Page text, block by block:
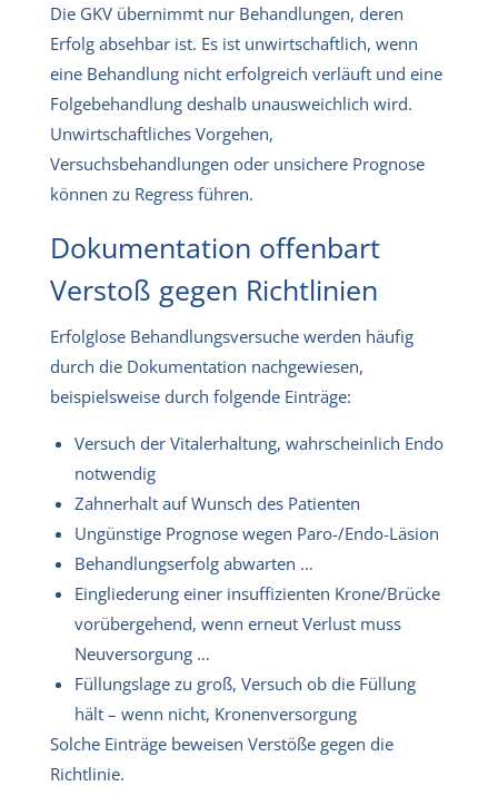
Die GKV übernimmt nur Behandlungen, deren
Erfolg absehbar ist. Es ist unwirtschaftlich, wenn
eine Behandlung nicht erfolgreich verläuft und eine
Folgebehandlung deshalb unausweichlich wird.
Unwirtschaftliches Vorgehen,
Versuchsbehandlungen oder unsichere Prognose
können zu Regress führen.
Dokumentation offenbart
Verstoß gegen Richtlinien
Erfolglose Behandlungsversuche werden häufig
durch die Dokumentation nachgewiesen,
beispielsweise durch folgende Einträge:
Versuch der Vitalerhaltung, wahrscheinlich Endo
notwendig
Zahnerhalt auf Wunsch des Patienten
Ungünstige Prognose wegen Paro-/Endo-Läsion
Behandlungserfolg abwarten …
Eingliederung einer insuffizienten Krone/Brücke
vorübergehend, wenn erneut Verlust muss
Neuversorgung …
Füllungslage zu groß, Versuch ob die Füllung
hält – wenn nicht, Kronenversorgung
Solche Einträge beweisen Verstöße gegen die
Richtlinie.